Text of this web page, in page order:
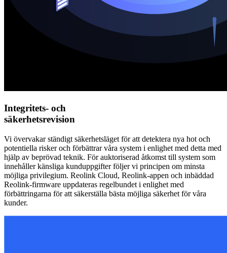
Integritets- och
säkerhetsrevision
Vi övervakar ständigt säkerhetsläget för att detektera nya hot och
potentiella risker och förbättrar våra system i enlighet med detta med
hjälp av beprövad teknik. För auktoriserad åtkomst till system som
innehåller känsliga kunduppgifter följer vi principen om minsta
möjliga privilegium. Reolink Cloud, Reolink-appen och inbäddad
Reolink-firmware uppdateras regelbundet i enlighet med
förbättringarna för att säkerställa bästa möjliga säkerhet för våra
kunder.